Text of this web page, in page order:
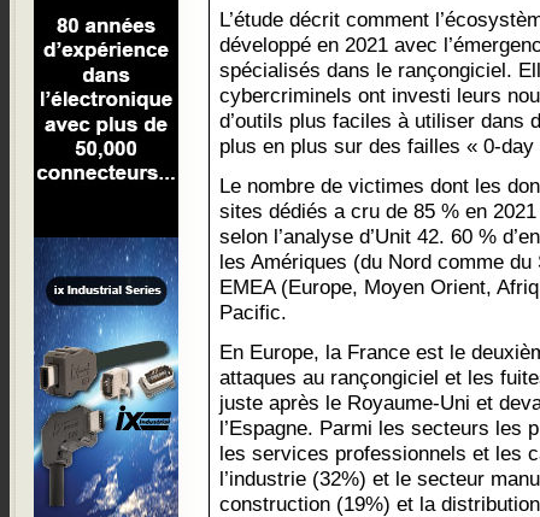
L’étude décrit comment
développé en 2021 avec
spécialisés dans le rançongiciel.
cybercriminels ont investi leurs
d’outils plus faciles à utiliser dans
plus en plus sur des failles « 0-day
Le nombre de victimes dont les
sites dédiés a cru de 85 % en
selon l’analyse d’Unit 42. 60 %
les Amériques (du Nord comme
EMEA (Europe, Moyen Orient,
Pacific.
En Europe, la France est le
attaques au rançongiciel et les
juste après le Royaume-Uni et
l’Espagne. Parmi les secteurs les
les services professionnels et les
l’industrie (32%) et le secteur
construction (19%) et la